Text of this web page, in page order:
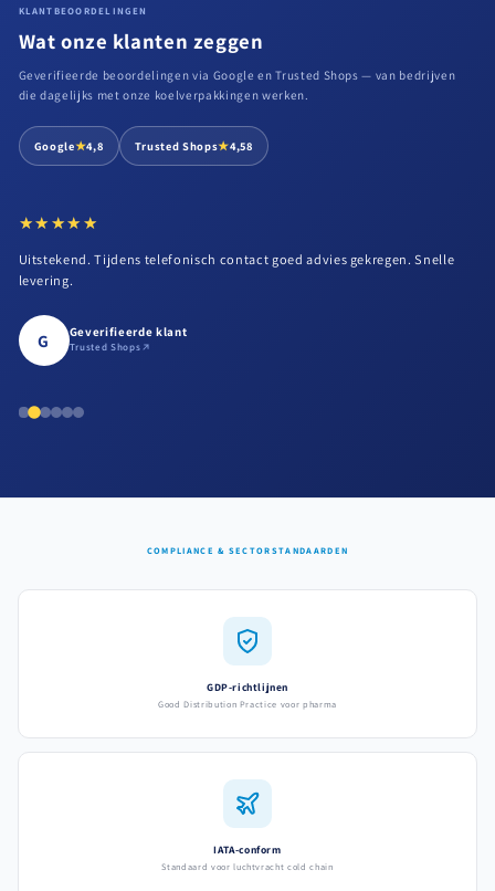
KLANTBEOORDELINGEN
Wat onze klanten zeggen
Geverifieerde beoordelingen via Google en Trusted Shops — van bedrijven
die dagelijks met onze koelverpakkingen werken.
Google★4,8 Trusted Shops★4,58
★★★★★
★★★★★
Uitstekend. Tijdens telefonisch contact goed advies gekregen. Snelle
levering.
G Geverifieerde klant
Trusted Shops
COMPLIANCE & SECTORSTANDAARDEN
GDP-richtlijnen
Good Distribution Practice voor pharma
IATA-conform
Standaard voor luchtvracht cold chain